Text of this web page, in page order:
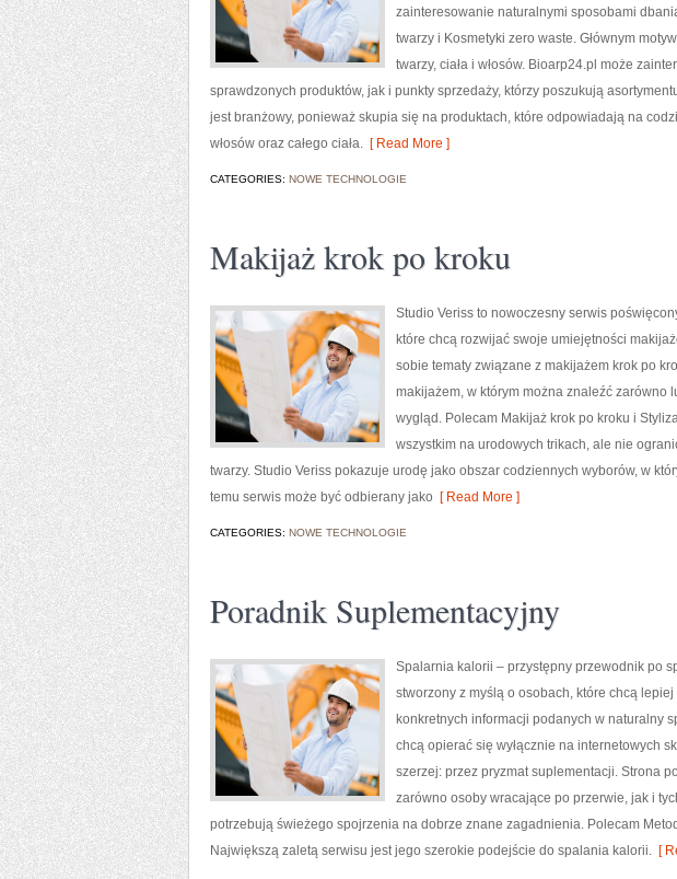
zainteresowanie naturalnymi sposobami
twarzy i Kosmetyki zero waste. Głównym
twarzy, ciała i włosów. Bioarp24.pl może
sprawdzonych produktów, jak i punkty sprzedaży, którzy poszukują
jest branżowy, ponieważ skupia się na produktach, które odpowiadają na
włosów oraz całego ciała. [ Read More ]
CATEGORIES: NOWE TECHNOLOGIE
Makijaż krok po kroku
Studio Veriss to nowoczesny serwis
które chcą rozwijać swoje umiejętności
sobie tematy związane z makijażem krok po
makijażem, w którym można znaleźć zarówno
wygląd. Polecam Makijaż krok po kroku i
wszystkim na urodowych trikach, ale nie
twarzy. Studio Veriss pokazuje urodę jako obszar codziennych wyborów, w
temu serwis może być odbierany jako [ Read More ]
CATEGORIES: NOWE TECHNOLOGIE
Poradnik Suplementacyjny
Spalarnia kalorii – przystępny przewodnik po
stworzony z myślą o osobach, które chcą
konkretnych informacji podanych w naturalny
chcą opierać się wyłącznie na internetowych
szerzej: przez pryzmat suplementacji. Strona
zarówno osoby wracające po przerwie, jak i
potrzebują świeżego spojrzenia na dobrze znane zagadnienia. Polecam
Największą zaletą serwisu jest jego szerokie podejście do spalania kalorii. [